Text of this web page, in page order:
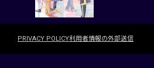
PRIVACY POLICY利用者情報の外部送信